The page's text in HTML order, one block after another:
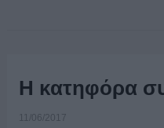
Η κατηφόρα
11/06/2017